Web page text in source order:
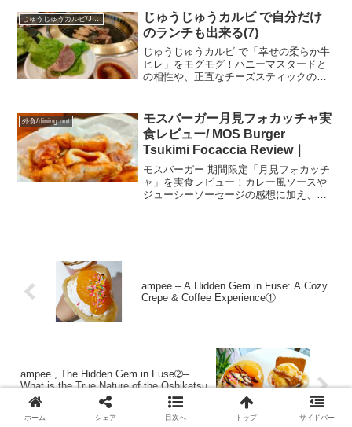
じゅうじゅうカルビ/Juju karubi BBQ Restaurant
じゅうじゅうカルビ で自分だけ
のランチも出来る(7)
じゅうじゅうカルビ で「幸せの柔らか牛
ヒレ」をモグモグ！ハニーマスタードと
の相性や、正直なチーズスティックの感
べたい人に最適な「MYオーダーランチ」
もあるので写真だけ載せてます
外食/dining out
モスバーガー月見フォカッチャ実
食レビュー/ MOS Burger
Tsukimi Focaccia Review｜
モスバーガー 期間限定「月見フォカッチ
ャ」を実食レビュー！カレー風ソースや
ジューシーソーセージの感想に加え、お
ampee – A Hidden Gem in Fuse: A Cozy
Crepe & Coffee Experience①
ampee , The Hidden Gem in Fuse➁–
What is the True Nature of the Oshikatsu
Soda?
ホーム シェア 目次へ トップ サイドバー